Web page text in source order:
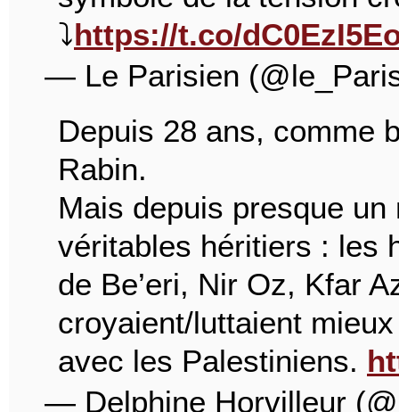
⤵️https://t.co/
— Le Parisien
Depuis 28 ans, comme
Rabin.
Mais depuis presque
véritables héritiers : les
de Be’eri, Nir Oz, Kfar
croyaient/luttaient
avec les Palestiniens.
— Delphine Horvilleur